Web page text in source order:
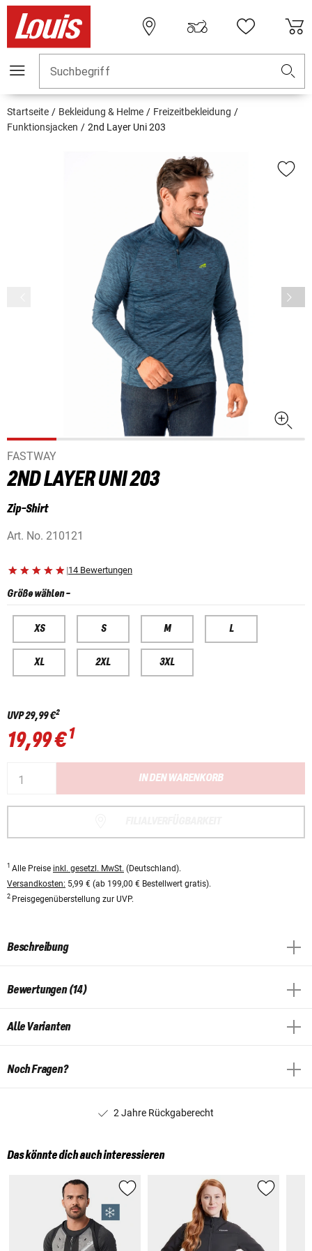
Suchbegriff
Startseite Bekleidung & Helme
Freizeitbekleidung
Funktionsjacken
2nd Layer Uni 203
FASTWAY
2ND LAYER UNI 203
Zip-Shirt
Art. No. 210121
|14 Bewertungen
Größe wählen-
XS S M L
XL 2XL 3XL
UVP29,99 €2
19,99 €1
IN DEN WARENKORB
1 Alle Preise inkl. gesetzl. MwSt. (Deutschland).
Versandkosten: 5,99 € (ab 199,00 € Bestellwert gratis).
2 Preisgegenüberstellung zur UVP.
Beschreibung
Bewertungen (14)
Alle Varianten
Noch Fragen?
2 Jahre Rückgaberecht
Das könnte dich auch interessieren